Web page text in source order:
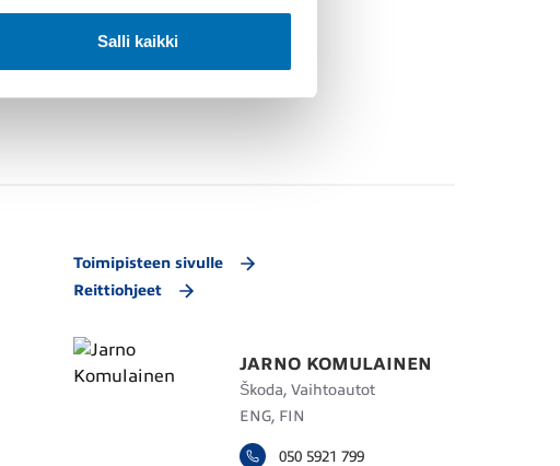
Salli kaikki
Toimipisteen sivulle
Reittiohjeet
JARNO KOMULAINEN
Škoda, Vaihtoautot
ENG, FIN
050 5921 799